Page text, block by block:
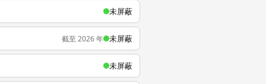
未屏蔽
截至 2026 年 未屏蔽
未屏蔽